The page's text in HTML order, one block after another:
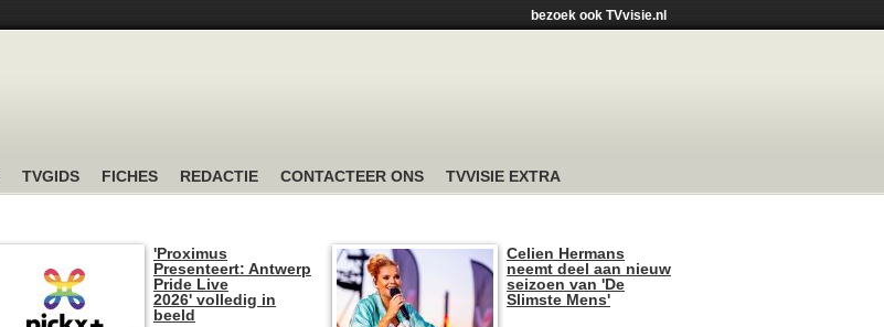
bezoek ook TVvisie.nl
TVGIDS FICHES REDACTIE CONTACTEER ONS TVVISIE EXTRA
'Proximus
Presenteert: Antwerp
Pride Live
2026' volledig in
beeld
Celien Hermans
neemt deel aan nieuw
seizoen van 'De
Slimste Mens'